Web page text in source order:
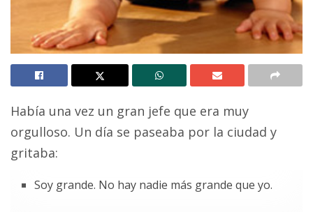
Había una vez un gran jefe que era muy
orgulloso. Un día se paseaba por la ciudad y
gritaba:
Soy grande. No hay nadie más grande que yo.